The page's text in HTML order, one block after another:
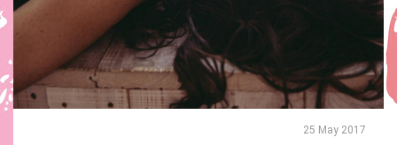
25 May 2017